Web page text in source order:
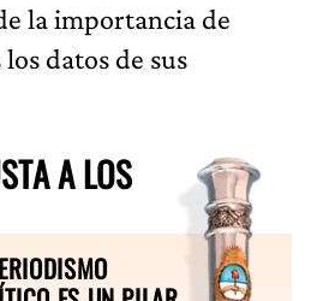
la importancia de
datos de sus
A LOS